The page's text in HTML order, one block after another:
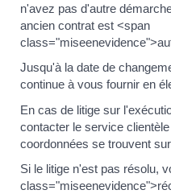
n'avez pas d'autre
ancien contrat est <span
Jusqu'à la date de
continue à vous fournir en
En cas de litige sur
contacter le service
coordonnées se trouvent
Si le litige n'est pas résolu,